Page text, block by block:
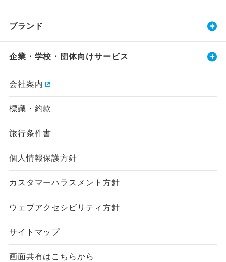
ブランド
企業・学校・団体向けサービス
会社案内
標識・約款
旅行条件書
個人情報保護方針
カスタマーハラスメント方針
ウェブアクセシビリティ方針
サイトマップ
画面共有はこちらから